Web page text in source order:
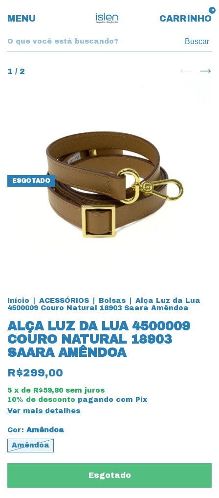
MENU CARRINHO
0
Buscar
1 / 2
ESGOTADO
Início ACESSÓRIOS Bolsas
Alça Luz da Lua
4500009 Couro Natural 18903 Saara Amêndoa
ALÇA LUZ DA LUA 4500009
COURO NATURAL 18903
SAARA AMÊNDOA
R$299,00
5 x de R$59,80 sem juros
10% de desconto pagando com Pix
Ver mais detalhes
Cor: Amêndoa
Amêndoa